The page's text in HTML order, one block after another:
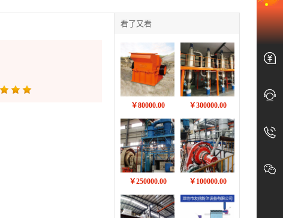
400-
看了又看
￥80000.00 ￥300000.00
￥250000.00 ￥100000.00